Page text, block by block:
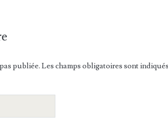
publiée. Les champs obligatoires sont indiqués